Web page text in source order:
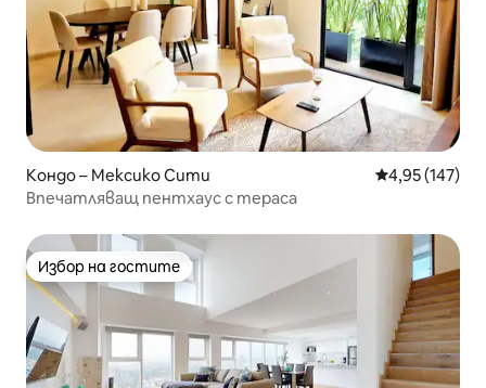
Кондо – Мексико Сити Средна
4,95 (147)
Впечатляващ пентхаус с тераса
Избор на гостите
Избор на гостите